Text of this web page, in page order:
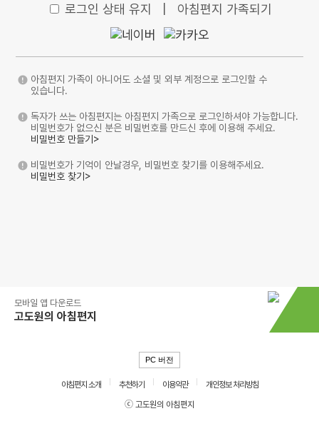
로그인 상태 유지 아침편지 가족되기
아침편지 가족이 아니어도 소셜 및 외부 계정으로 로그인할 수
있습니다.
독자가 쓰는 아침편지는 아침편지 가족으로 로그인하셔야 가능합니다.
비밀번호가 없으신 분은 비밀번호를 만드신 후에 이용해 주세요.
비밀번호 만들기>
비밀번호가 기억이 안날경우, 비밀번호 찾기를 이용해주세요.
비밀번호 찾기>
모바일 앱 다운로드
고도원의 아침편지
PC 버전
아침편지 소개 추천하기 이용약관
개인정보 처리방침
ⓒ 고도원의 아침편지